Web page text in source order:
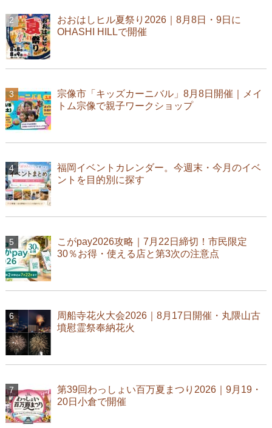
おおはしヒル夏祭り2026｜8月8日・9日に
OHASHI HILLで開催
宗像市「キッズカーニバル」8月8日開催｜メイ
トム宗像で親子ワークショップ
福岡イベントカレンダー。今週末・今月のイベ
ントを目的別に探す
こがpay2026攻略｜7月22日締切！市民限定
30％お得・使える店と第3次の注意点
周船寺花火大会2026｜8月17日開催・丸隈山古
墳慰霊祭奉納花火
第39回わっしょい百万夏まつり2026｜9月19・
20日小倉で開催